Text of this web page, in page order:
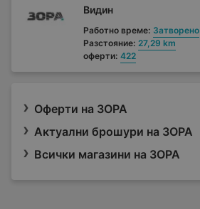
Видин
Работно време: Затворено
Разстояние: 27,29 km
оферти: 422
Оферти на ЗОРА
Актуални брошури на ЗОРА
Всички магазини на ЗОРА